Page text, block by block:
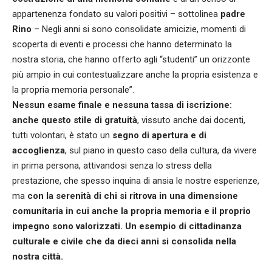
appartenenza fondato su valori positivi – sottolinea padre
Rino – Negli anni si sono consolidate amicizie, momenti di
scoperta di eventi e processi che hanno determinato la
nostra storia, che hanno offerto agli “studenti” un orizzonte
più ampio in cui contestualizzare anche la propria esistenza e
la propria memoria personale”.
Nessun esame finale e nessuna tassa di iscrizione:
anche questo stile di gratuità, vissuto anche dai docenti,
tutti volontari, è stato un segno di apertura e di
accoglienza, sul piano in questo caso della cultura, da vivere
in prima persona, attivandosi senza lo stress della
prestazione, che spesso inquina di ansia le nostre esperienze,
ma con la serenità di chi si ritrova in una dimensione
comunitaria in cui anche la propria memoria e il proprio
impegno sono valorizzati. Un esempio di cittadinanza
culturale e civile che da dieci anni si consolida nella
nostra città.